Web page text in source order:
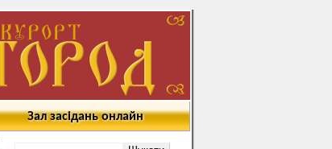
Зал засідань онлайн